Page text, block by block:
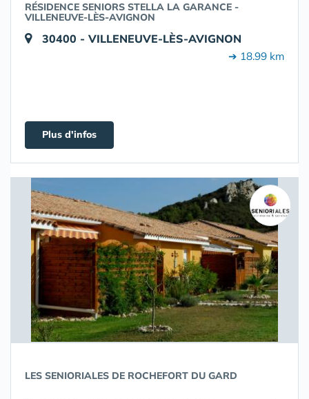
RÉSIDENCE SENIORS STELLA LA GARANCE -
VILLENEUVE-LÈS-AVIGNON
30400 - VILLENEUVE-LÈS-AVIGNON
➔ 18.99 km
Plus d'infos
LES SENIORIALES DE ROCHEFORT DU GARD